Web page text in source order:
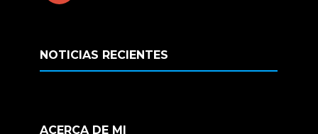
NOTICIAS RECIENTES
ACERCA DE MI